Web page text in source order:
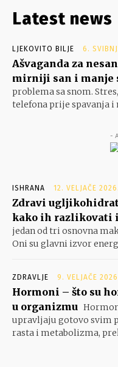
Latest news
LJEKOVITO BILJE 6.
Ašvaganda za
mirniji san i manje
problema sa snom.
telefona prije spavanja i
-
ISHRANA 12. VELJAČE 2026.
Zdravi
kako ih razlikovati
jedan od tri osnovna
Oni su glavni izvor
ZDRAVLJE 9. VELJAČE
Hormoni – što su
u organizmu
upravljaju gotovo svim
rasta i metabolizma,